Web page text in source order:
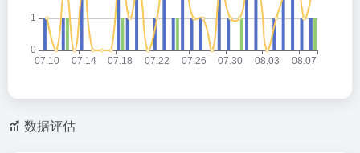
数据评估